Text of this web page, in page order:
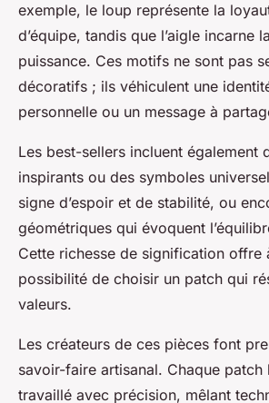
exemple, le loup représente la
d’équipe, tandis que l’aigle incarne
puissance. Ces motifs ne sont pas
décoratifs ; ils véhiculent une
personnelle ou un message à
Les best-sellers incluent également
inspirants ou des symboles
signe d’espoir et de stabilité, ou
géométriques qui évoquent
Cette richesse de signification offre
possibilité de choisir un patch qui
valeurs.
Les créateurs de ces pièces font
savoir-faire artisanal. Chaque patch
travaillé avec précision, mêlant